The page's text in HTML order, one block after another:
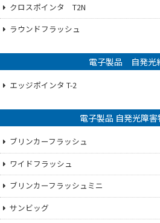
クロスポインタ T2N
ラウンドフラッシュ
電子製品 自発光
エッジポインタ T-2
電子製品 自発光障
ブリンカーフラッシュ
ワイドフラッシュ
ブリンカーフラッシュミニ
サンビッグ